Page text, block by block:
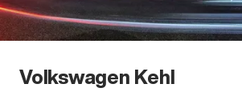
Volkswagen Kehl